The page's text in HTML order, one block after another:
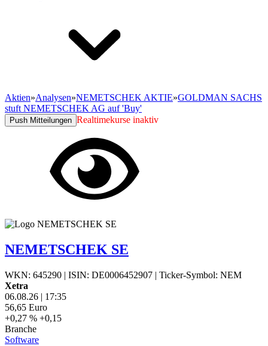
Aktien»Analysen»NEMETSCHEK AKTIE»GOLDMAN SACHS
stuft NEMETSCHEK AG auf 'Buy'
Push Mitteilungen Realtimekurse inaktiv
NEMETSCHEK SE
WKN: 645290 | ISIN: DE0006452907 | Ticker-Symbol: NEM
Xetra
06.08.26 | 17:35
56,65 Euro
+0,27 % +0,15
Branche
Software